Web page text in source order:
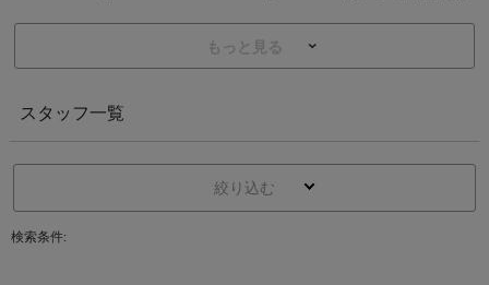
もっと見る
スタッフ一覧
絞り込む
検索条件: